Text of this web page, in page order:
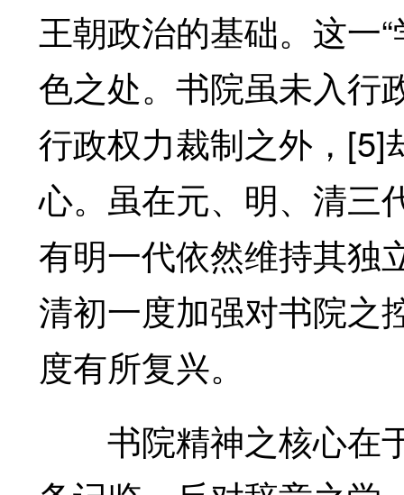
王朝政治的基础。这一
色之处。书院虽未入行
行政权力裁制之外，[5]
心。虽在元、明、清三
有明一代依然维持其独
清初一度加强对书院之
度有所复兴。
书院精神之核心在